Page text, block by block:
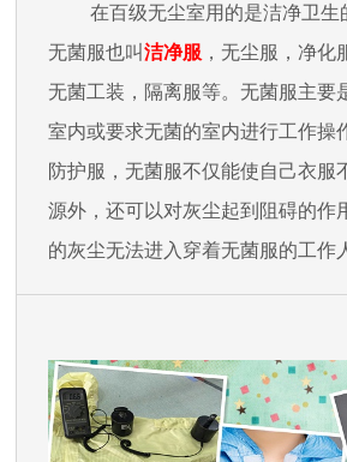
在百级无尘室用的是洁净卫生
无菌服也叫洁净服 ，无尘服，净化
无菌工装，隔离服等。无菌服主要
室内或要求无菌的室内进行工作操
防护服，无菌服不仅能使自己衣服
源外，还可以对灰尘起到阻碍的作
的灰尘无法进入穿着无菌服的工作